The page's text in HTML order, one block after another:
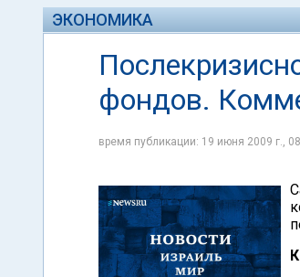
ЭКОНОМИКА
фондов.
время публикации: 19 июня 2009 г.,